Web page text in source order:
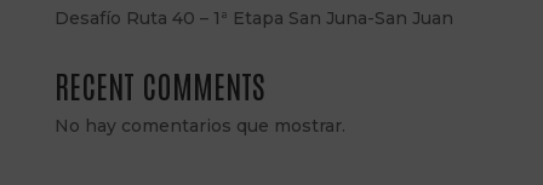
Desafío Ruta 40 – 1ª Etapa San Juna-San Juan
RECENT COMMENTS
No hay comentarios que mostrar.